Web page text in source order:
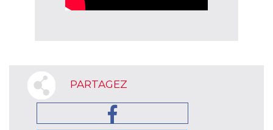
PARTAGEZ